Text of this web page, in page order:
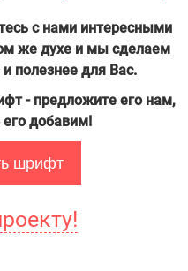
с нами интересными
же духе и мы сделаем
полезнее для Вас.
- предложите его нам,
добавим!
шрифт